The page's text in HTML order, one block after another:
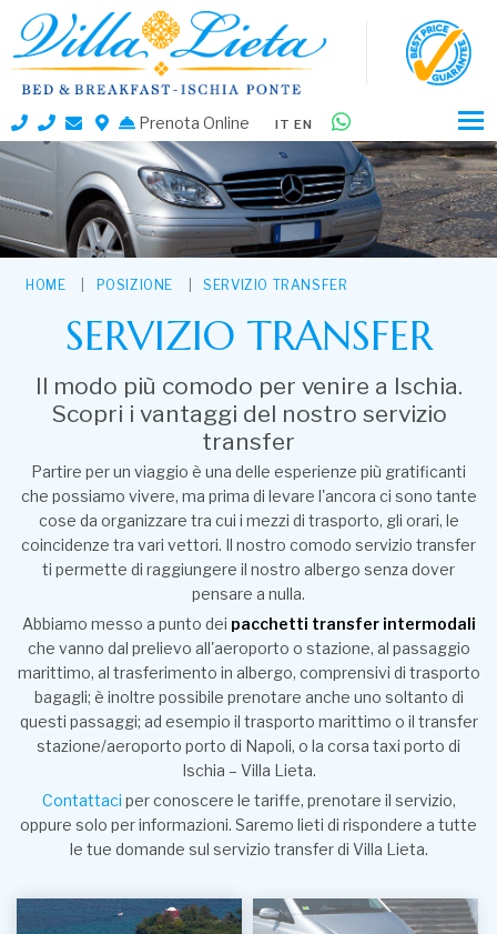
Prenota Online IT EN
HOME POSIZIONE SERVIZIO TRANSFER
SERVIZIO TRANSFER
Il modo più comodo per venire a Ischia.
Scopri i vantaggi del nostro servizio
transfer
Partire per un viaggio è una delle esperienze più gratificanti
che possiamo vivere, ma prima di levare l'ancora ci sono tante
cose da organizzare tra cui i mezzi di trasporto, gli orari, le
coincidenze tra vari vettori. Il nostro comodo servizio transfer
ti permette di raggiungere il nostro albergo senza dover
pensare a nulla.
Abbiamo messo a punto dei pacchetti transfer intermodali
che vanno dal prelievo all'aeroporto o stazione, al passaggio
marittimo, al trasferimento in albergo, comprensivi di trasporto
bagagli; è inoltre possibile prenotare anche uno soltanto di
questi passaggi; ad esempio il trasporto marittimo o il transfer
stazione/aeroporto porto di Napoli, o la corsa taxi porto di
Ischia – Villa Lieta.
Contattaci per conoscere le tariffe, prenotare il servizio,
oppure solo per informazioni. Saremo lieti di rispondere a tutte
le tue domande sul servizio transfer di Villa Lieta.